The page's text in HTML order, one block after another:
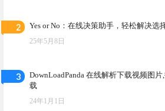
2 Yes or No：在线决策助手，轻松解决选
25年5月8日
3
DownLoadPanda 在线解析下载视频图
载
24年1月1日